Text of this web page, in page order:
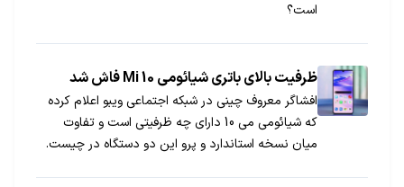
است؟
ظرفیت بالای باتری شیائومی Mi 10 فاش شد
افشاگر معروف چینی در شبکه اجتماعی ویبو اعلام کرده
که شیائومی می 10 دارای چه ظرفیتی است و تفاوت
میان نسخه استاندارد و پرو این دو دستگاه در چیست.